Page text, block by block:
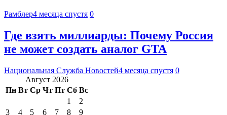
Рамблер4 месяца спустя 0
Где взять миллиарды: Почему Россия
не может создать аналог GTA
Национальная Служба Новостей4 месяца спустя 0
Август 2026
Пн Вт Ср Чт Пт Сб Вс
1
2
3
4 5 6 7 8
9